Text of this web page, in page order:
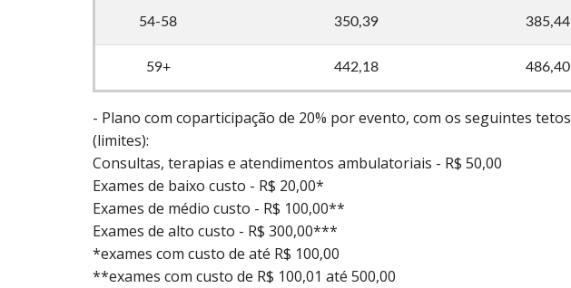
54-58 350,39 385,44
59+ 442,18 486,40
- Plano com coparticipação de 20% por evento, com os seguintes tetos
(limites):
Consultas, terapias e atendimentos ambulatoriais - R$ 50,00
Exames de baixo custo - R$ 20,00*
Exames de médio custo - R$ 100,00**
Exames de alto custo - R$ 300,00***
*exames com custo de até R$ 100,00
**exames com custo de R$ 100,01 até 500,00